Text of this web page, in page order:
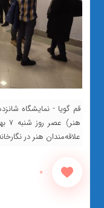
قم گویا - نمایشگاه
علاقه‌مندان هنر در
0